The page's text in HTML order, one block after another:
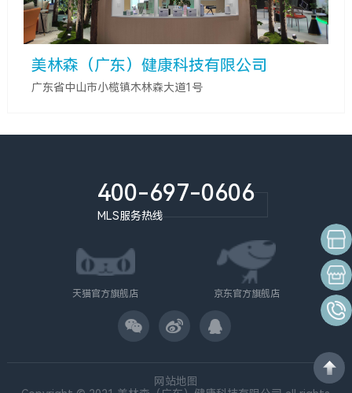
美林森（广东）健康科技有限公司
广东省中山市小榄镇木林森大道1号
400-697-0606
MLS服务热线
天猫官方旗舰店 京东官方旗舰店
网站地图
京东旗
天猫专
400-